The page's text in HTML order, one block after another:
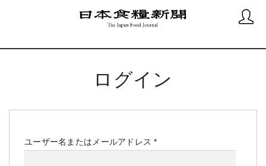
ログイン
ユーザー名またはメールアドレス*必